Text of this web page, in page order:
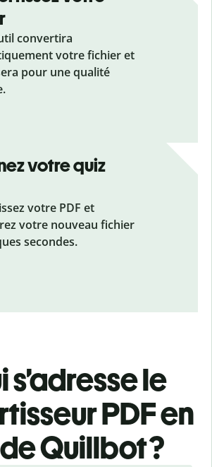
convertira
votre fichier et
pour une qualité
votre quiz
votre PDF et
votre nouveau fichier
secondes.
s’adresse le
PDF en
Quillbot ?